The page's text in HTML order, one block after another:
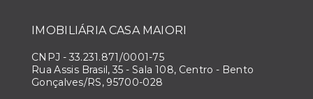
IMOBILIÁRIA CASA MAIORI
CNPJ - 33.231.871/0001-75
Rua Assis Brasil, 35 - Sala 108, Centro - Bento
Gonçalves/RS, 95700-028